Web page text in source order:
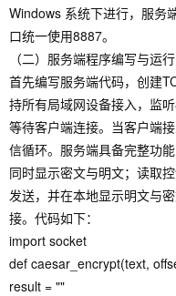
Windows 系统下进行，服务
口统一使用8887。
（二）服务端程序编写与运行
首先编写服务端代码，创建
持所有局域网设备接入，监
等待客户端连接。当客户端
信循环。服务端具备完整功
同时显示密文与明文；读取
发送，并在本地显示明文与
接。代码如下：
import socket
def caesar_encrypt(text,
result = ""